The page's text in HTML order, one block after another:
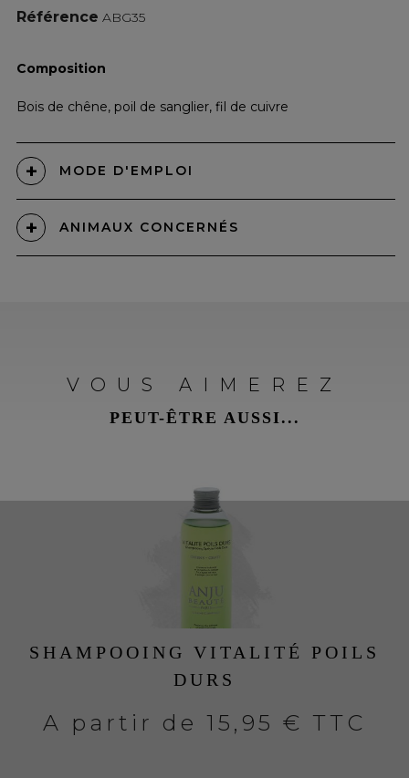
Référence ABG35
Composition
Bois de chêne, poil de sanglier, fil de cuivre
MODE D'EMPLOI
ANIMAUX CONCERNÉS
VOUS AIMEREZ
PEUT-ÊTRE AUSSI...
SHAMPOOING VITALITÉ POILS
DURS
A partir de 15,95 € TTC